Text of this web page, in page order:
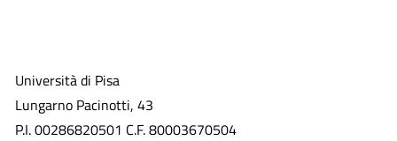
Università di Pisa
Lungarno Pacinotti, 43
P.I. 00286820501 C.F. 80003670504